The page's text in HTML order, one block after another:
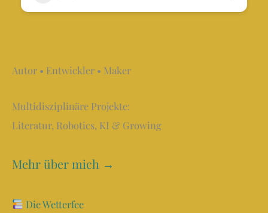
Autor • Entwickler • Maker
Multidisziplinäre Projekte:
Literatur, Robotics, KI & Growing
Mehr über mich →
Die Wetterfee